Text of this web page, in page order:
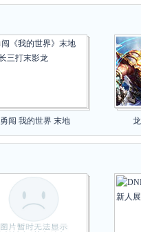
勇闯 我的世界 末地